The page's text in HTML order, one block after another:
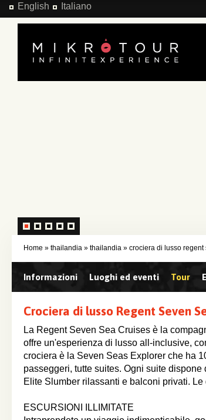
English Italiano
Home » thailandia » thailandia » crociera di lusso regent
Informazioni Luoghi ed eventi Tour
Crociera di lusso Regent Seven
La Regent Seven Sea Cruises è la
offre un'esperienza di lusso all-inclusive,
crociera è la Seven Seas Explorer che ha
passeggeri, tutte suites. Ogni suite
Elite Slumber rilassanti e balconi privati.
ESCURSIONI ILLIMITATE